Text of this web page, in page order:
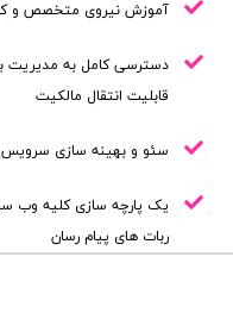
آموزش نیروی متخصص و
دسترسی کامل به مدیریت
قابلیت انتقال مالکیت
سئو و بهینه سازی سرویس
یک پارچه سازی کلیه وب
ربات های پیام رسان